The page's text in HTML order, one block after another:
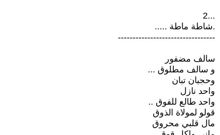
...2
.شاطة ماطة .....
---------------------------------
سالف مضفور
و سالف مطلوق ...
وحجبان تبان
واحد نازل
واحد طالع للفوق ..
قولو لمولاة الذوق
مال قلبي محروق